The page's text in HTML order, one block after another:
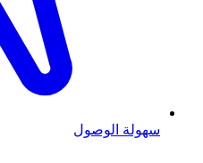
سهولة الوصول